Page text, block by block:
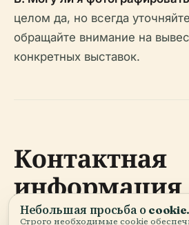
целом да, но всегда
обращайте внимание на
конкретных выставок.
Контактная
информация
Небольшая просьба о cookie.
Строго необходимые cookie